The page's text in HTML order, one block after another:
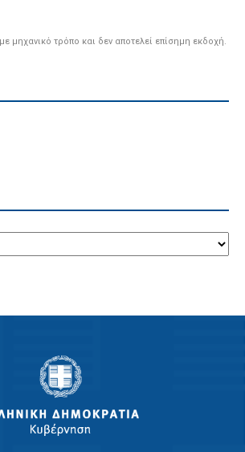
μηχανικό τρόπο και δεν αποτελεί επίσημη εκδοχή.